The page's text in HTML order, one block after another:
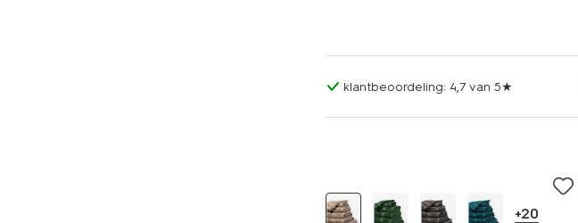
klantbeoordeling: 4,7 van 5★
+20